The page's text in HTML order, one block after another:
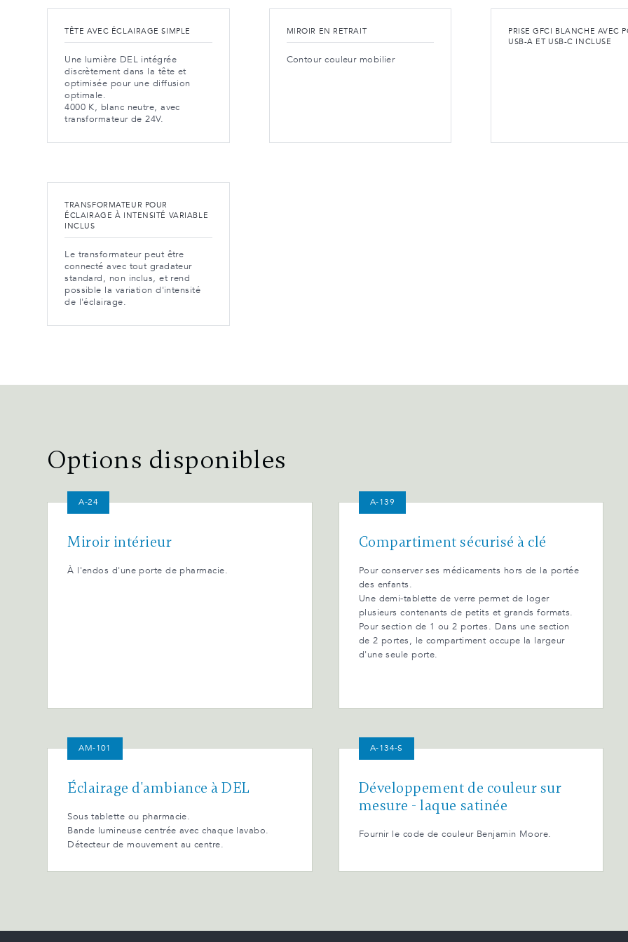
TÊTE AVEC ÉCLAIRAGE SIMPLE
Une lumière DEL intégrée
discrètement dans la tête et
optimisée pour une diffusion
optimale.
4000 K, blanc neutre, avec
transformateur de 24V.
MIROIR EN RETRAIT
Contour couleur mobilier
PRISE GFCI BLANCHE AVEC
USB-A ET USB-C INCLUSE
TRANSFORMATEUR POUR
ÉCLAIRAGE À INTENSITÉ VARIABLE
INCLUS
Le transformateur peut être
connecté avec tout gradateur
standard, non inclus, et rend
possible la variation d'intensité
de l'éclairage.
Options disponibles
A-24
Miroir intérieur
À l'endos d'une porte de pharmacie.
A-139
Compartiment sécurisé à clé
Pour conserver ses médicaments hors de la portée
des enfants.
Une demi-tablette de verre permet de loger
plusieurs contenants de petits et grands formats.
Pour section de 1 ou 2 portes. Dans une section
de 2 portes, le compartiment occupe la largeur
d'une seule porte.
AM-101
Éclairage d'ambiance à DEL
Sous tablette ou pharmacie.
Bande lumineuse centrée avec chaque lavabo.
Détecteur de mouvement au centre.
A-134-S
Développement de couleur sur
mesure - laque satinée
Fournir le code de couleur Benjamin Moore.